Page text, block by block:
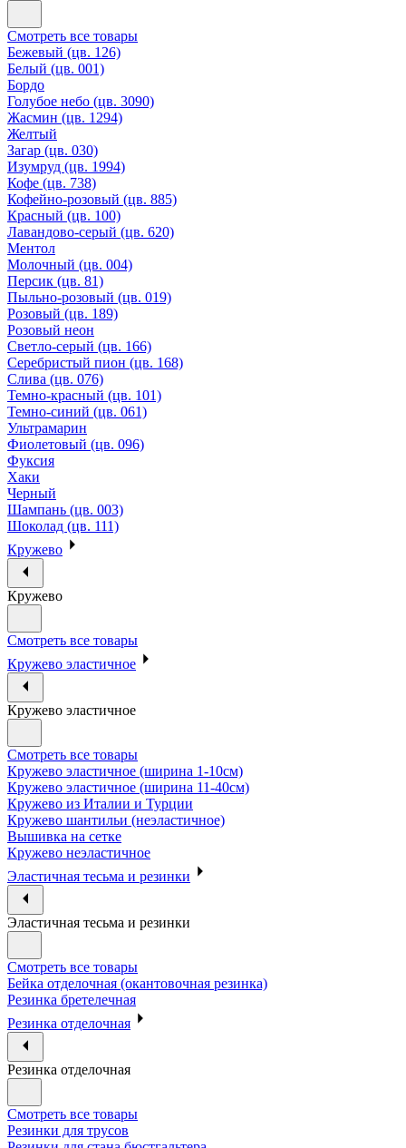
Смотреть все товары
Бежевый (цв. 126)
Белый (цв. 001)
Бордо
Голубое небо (цв. 3090)
Жасмин (цв. 1294)
Желтый
Загар (цв. 030)
Изумруд (цв. 1994)
Кофе (цв. 738)
Кофейно-розовый (цв. 885)
Красный (цв. 100)
Лавандово-серый (цв. 620)
Ментол
Молочный (цв. 004)
Персик (цв. 81)
Пыльно-розовый (цв. 019)
Розовый (цв. 189)
Розовый неон
Светло-серый (цв. 166)
Серебристый пион (цв. 168)
Слива (цв. 076)
Темно-красный (цв. 101)
Темно-синий (цв. 061)
Ультрамарин
Фиолетовый (цв. 096)
Фуксия
Хаки
Черный
Шампань (цв. 003)
Шоколад (цв. 111)
Кружево
Кружево
Смотреть все товары
Кружево эластичное
Кружево эластичное
Смотреть все товары
Кружево эластичное (ширина 1-10см)
Кружево эластичное (ширина 11-40см)
Кружево из Италии и Турции
Кружево шантильи (неэластичное)
Вышивка на сетке
Кружево неэластичное
Эластичная тесьма и резинки
Эластичная тесьма и резинки
Смотреть все товары
Бейка отделочная (окантовочная резинка)
Резинка бретелечная
Резинка отделочная
Резинка отделочная
Смотреть все товары
Резинки для трусов